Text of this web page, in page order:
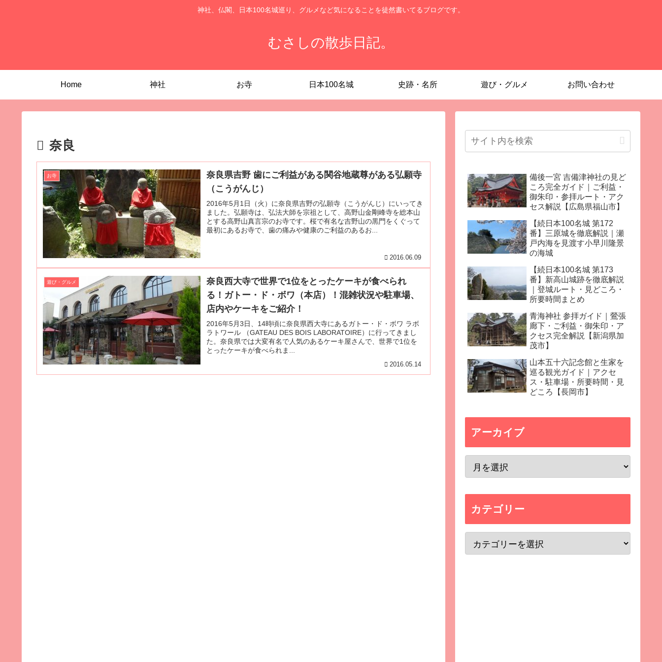
神社、仏閣、日本100名城巡り、グルメなど気になることを徒然書いてるブログです。
むさしの散歩日記。
Home 神社 お寺 日本100名城 史跡・名所 遊び・グルメ お問い合わせ
奈良
お寺
奈良県吉野 歯にご利益がある関谷地蔵尊がある弘願寺
（こうがんじ）
2016年5月1日（火）に奈良県吉野の弘願寺（こうがんじ）にいってき
ました。弘願寺は、弘法大師を宗祖として、高野山金剛峰寺を総本山
とする高野山真言宗のお寺です。桜で有名な吉野山の黒門をくぐって
最初にあるお寺で、歯の痛みや健康のご利益のあるお...
2016.06.09
遊び・グルメ
奈良西大寺で世界で1位をとったケーキが食べられ
る！ガトー・ド・ボワ（本店）！混雑状況や駐車場、
店内やケーキをご紹介！
2016年5月3日、14時頃に奈良県西大寺にあるガトー・ド・ボワ ラボ
ラトワール （GATEAU DES BOIS LABORATOIRE）に行ってきまし
た。奈良県では大変有名で人気のあるケーキ屋さんで、世界で1位を
とったケーキが食べられま...
2016.05.14
備後一宮 吉備津神社の見ど
ころ完全ガイド｜ご利益・
御朱印・参拝ルート・アク
セス解説【広島県福山市】
【続日本100名城 第172
番】三原城を徹底解説｜瀬
戸内海を見渡す小早川隆景
の海城
【続日本100名城 第173
番】新高山城跡を徹底解説
｜登城ルート・見どころ・
所要時間まとめ
青海神社 参拝ガイド｜鶯張
廊下・ご利益・御朱印・ア
クセス完全解説【新潟県加
茂市】
山本五十六記念館と生家を
巡る観光ガイド｜アクセ
ス・駐車場・所要時間・見
どころ【長岡市】
アーカイブ
カテゴリー